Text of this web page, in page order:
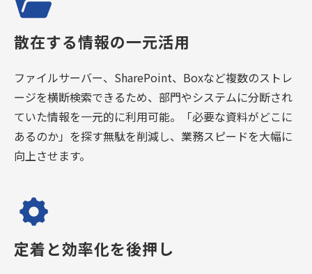
散在する情報の一元活用
ファイルサーバー、SharePoint、Boxなど複数のストレ
ージを横断検索できるため、部門やシステムに分断され
ていた情報を一元的に利用可能。「必要な資料がどこに
あるのか」を探す無駄を削減し、業務スピードを大幅に
向上させます。
定着と効率化を後押し